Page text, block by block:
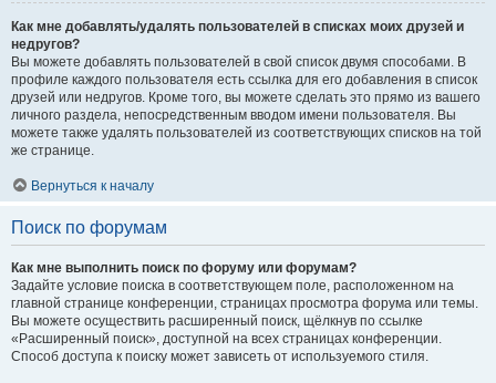
Как мне добавлять/удалять пользователей в списках моих друзей и
недругов?
Вы можете добавлять пользователей в свой список двумя способами. В
профиле каждого пользователя есть ссылка для его добавления в список
друзей или недругов. Кроме того, вы можете сделать это прямо из вашего
личного раздела, непосредственным вводом имени пользователя. Вы
можете также удалять пользователей из соответствующих списков на той
же странице.
Вернуться к началу
Поиск по форумам
Как мне выполнить поиск по форуму или форумам?
Задайте условие поиска в соответствующем поле, расположенном на
главной странице конференции, страницах просмотра форума или темы.
Вы можете осуществить расширенный поиск, щёлкнув по ссылке
«Расширенный поиск», доступной на всех страницах конференции.
Способ доступа к поиску может зависеть от используемого стиля.